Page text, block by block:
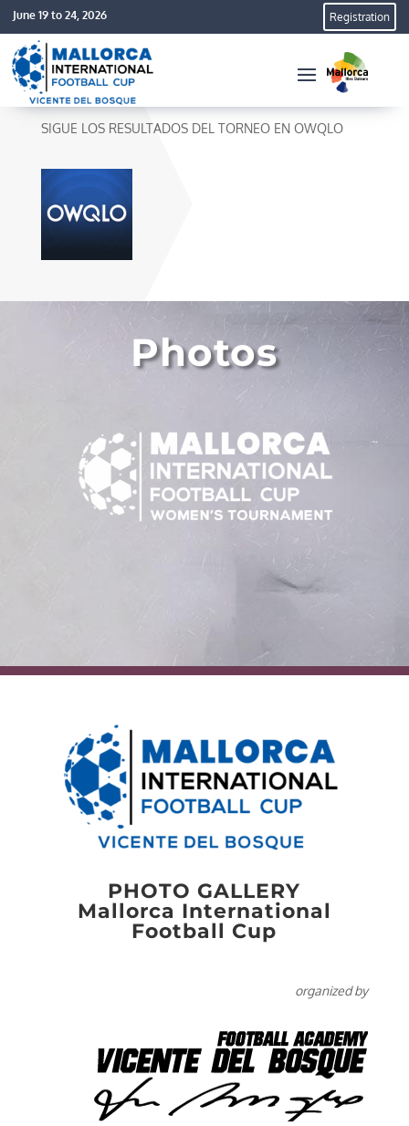
June 19 to 24, 2026 Registration
SIGUE LOS RESULTADOS DEL TORNEO EN OWQLO
Photos
PHOTO GALLERY
Mallorca International
Football Cup
organized by